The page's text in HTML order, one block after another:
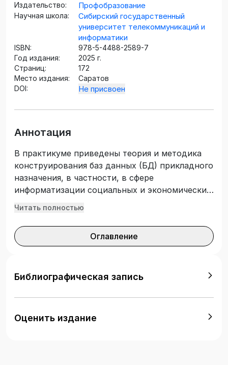
Издательство:
Профобразование
Научная школа:
Сибирский государственный
университет телекоммуникаций и
информатики
ISBN:
978-5-4488-2589-7
Год издания:
2025 г.
Страниц:
172
Место издания:
Саратов
DOI:
Не присвоен
Аннотация
В практикуме приведены теория и методика
конструирования баз данных (БД) прикладного
назначения, в частности, в сфере
информатизации социальных и экономических
процессов. Рассмотрены вопросы
области БД, проектирования и разработки БД,
в том числе создания структур данных и их
программированию обработки данных БД
разработки Microsoft Visual Studio для создания
информационных систем. Практикум
предназначен для студентов, обучающихся по
Читать полностью
Оглавление
Библиографическая запись
Оценить издание